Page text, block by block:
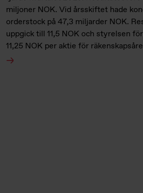
miljoner NOK. Vid årsskiftet hade
orderstock på 47,3 miljarder NOK.
uppgick till 11,5 NOK och styrelsen
11,25 NOK per aktie för